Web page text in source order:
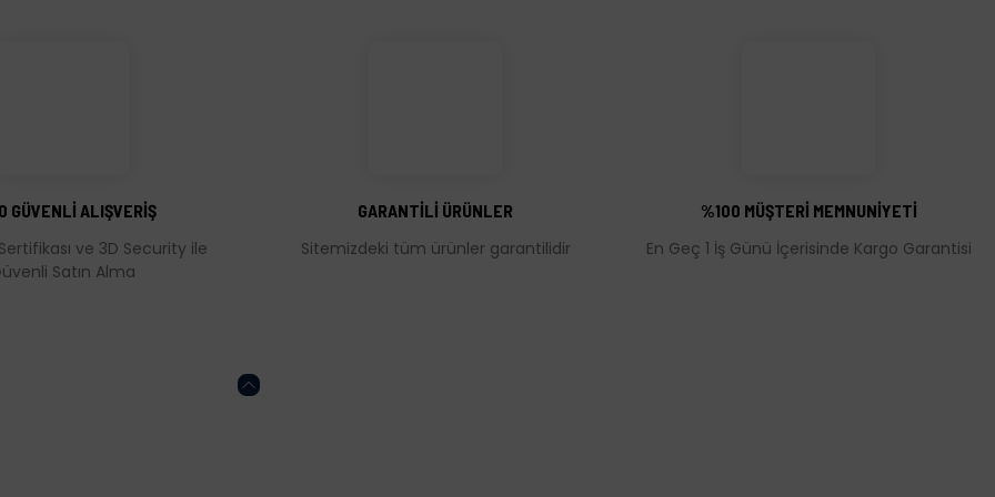
GÜVENLİ ALIŞVERİŞ
ve 3D Security ile
Satın Alma
GARANTİLİ ÜRÜNLER
Sitemizdeki tüm ürünler garantilidir
%100 MÜŞTERİ MEMNUNİYETİ
En Geç 1 İş Günü İçerisinde Kargo Garantisi